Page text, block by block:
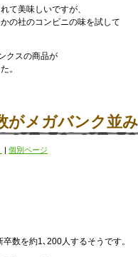
て美味しいですが、
の社のコンビニの味を試して
クスの商品が
。
がメガバンク並
| 個別ページ
数を約1､200人するそうです。